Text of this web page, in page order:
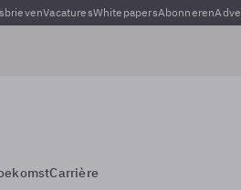
VacaturesWhitepapersAbonneren
Carrière